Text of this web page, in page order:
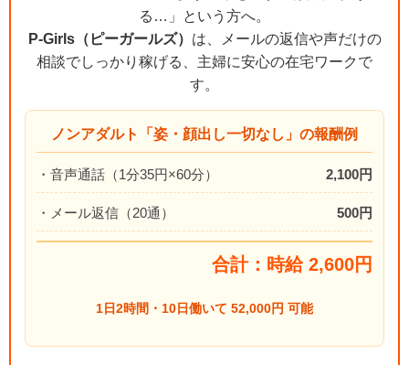
る…」という方へ。
P-Girls（ピーガールズ） は、メールの返信や声だけの
相談でしっかり稼げる、主婦に安心の在宅ワークで
す。
ノンアダルト「姿・顔出し一切なし」の報酬例
・音声通話（1分35円×60分） 2,100円
・メール返信（20通） 500円
合計：時給 2,600円
1日2時間・10日働いて 52,000円 可能